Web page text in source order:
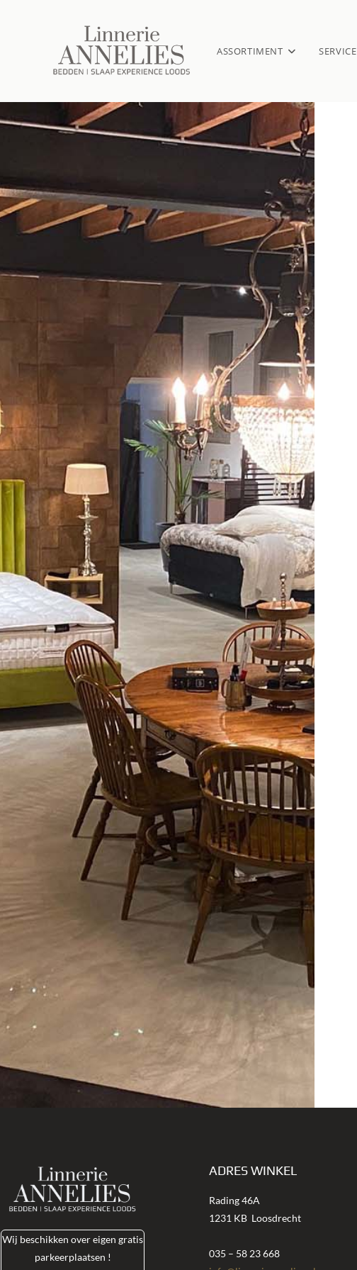
ASSORTIMENT SERVICE
Wij beschikken over eigen gratis
parkeerplaatsen !
ADRES WINKEL
Rading 46A
1231 KB Loosdrecht
035 – 58 23 668